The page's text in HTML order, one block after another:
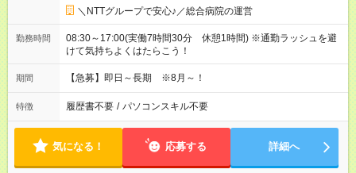
＼NTTグループで安心♪／総合病院の運営
勤務時間
08:30～17:00(実働7時間30分 休憩1時間) ※通勤ラッシュを避
けて気持ちよくはたらこう！
期間 【急募】即日～長期 ※8月～！
特徴 履歴書不要 / パソコンスキル不要
気になる！ 応募する 詳細へ